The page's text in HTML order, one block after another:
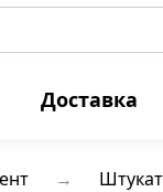
Доставка